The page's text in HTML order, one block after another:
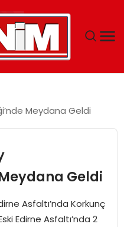
Meydana Geldi
Geldi
Asfaltı’nda Korkunç
Edirne Asfaltı’nda 2